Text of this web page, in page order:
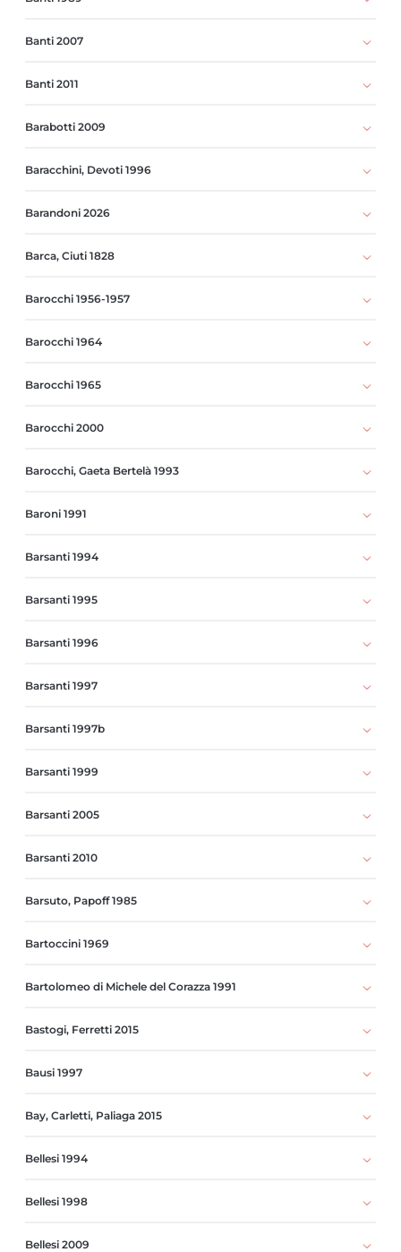
Banti 2007
Banti 2011
Barabotti 2009
Baracchini, Devoti 1996
Barandoni 2026
Barca, Ciuti 1828
Barocchi 1956-1957
Barocchi 1964
Barocchi 1965
Barocchi 2000
Barocchi, Gaeta Bertelà 1993
Baroni 1991
Barsanti 1994
Barsanti 1995
Barsanti 1996
Barsanti 1997
Barsanti 1997b
Barsanti 1999
Barsanti 2005
Barsanti 2010
Barsuto, Papoff 1985
Bartoccini 1969
Bartolomeo di Michele del Corazza 1991
Bastogi, Ferretti 2015
Bausi 1997
Bay, Carletti, Paliaga 2015
Bellesi 1994
Bellesi 1998
Bellesi 2009